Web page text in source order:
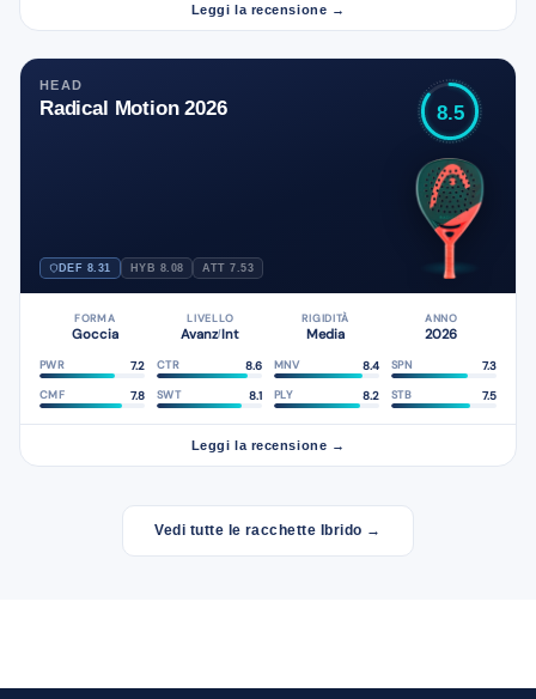
Leggi la recensione →
HEAD
Radical Motion 2026
DEF 8.31 HYB 8.08 ATT 7.53
8.5
FORMA
Goccia
LIVELLO
Avanz/Int
RIGIDITÀ
Media
ANNO
2026
PWR 7.2 CTR 8.6 MNV 8.4 SPN 7.3
CMF 7.8 SWT 8.1 PLY 8.2 STB 7.5
Leggi la recensione →
Vedi tutte le racchette Ibrido →